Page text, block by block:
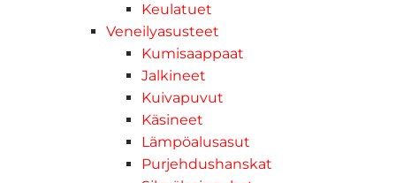
Keulatuet
Veneilyasusteet
Kumisaappaat
Jalkineet
Kuivapuvut
Käsineet
Lämpöalusasut
Purjehdushanskat